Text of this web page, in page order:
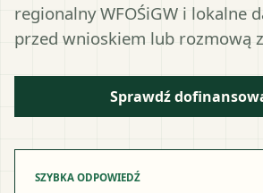
regionalny WFOŚiGW i lokalne
przed wnioskiem lub rozmową
Sprawdź
SZYBKA ODPOWIEDŹ